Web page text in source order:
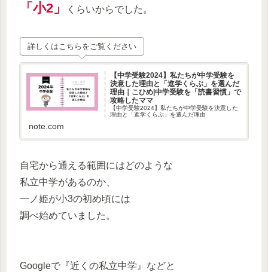
「小2」 くらいからでした。
詳しくはこちらをご覧ください
【中学受験2024】私たちが中学受験を
決意した理由と「進学くらぶ」を選んだ
理由｜こひめ|中学受験を「読書習慣」で
攻略したママ
【中学受験2024】私たちが中学受験を決意した
理由と「進学くらぶ」を選んだ理由
note.com
自宅から通える範囲にはどのような
私立中学があるのか、
一ノ姫が小3の初め頃には
調べ始めていました。
Googleで『近くの私立中学』などと